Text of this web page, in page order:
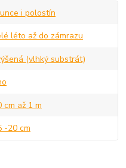
i polostín
léto až do zámrazu
(vlhký substrát)
cm až 1 m
-20 cm